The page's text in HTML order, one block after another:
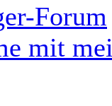
Forum
mit